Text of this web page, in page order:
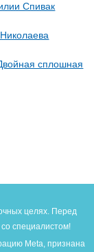
Спивак
сплошная
целях. Перед
специалистом!
Meta, признана